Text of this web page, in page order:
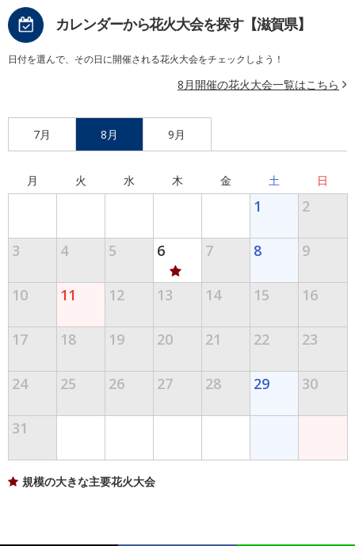
カレンダーから花火大会を探す【滋賀県】
日付を選んで、その日に開催される花火大会をチェックしよう！
8月開催の花火大会一覧はこちら
7月 8月 9月
月 火 水 木 金 土 日
1 2
3 4 5 6 7 8 9
10 11 12 13 14 15 16
17 18 19 20 21 22 23
24 25 26 27 28 29 30
31
規模の大きな主要花火大会